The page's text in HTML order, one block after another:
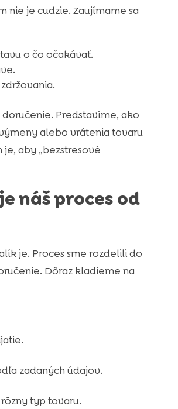
nie je cudzie. Zaujímame sa
o čo očakávať.
Predstavíme, ako
alebo vrátenia tovaru
aby „bezstresové
náš proces od
je. Proces sme rozdelili do
Dôraz kladieme na
zadaných údajov.
typ tovaru.